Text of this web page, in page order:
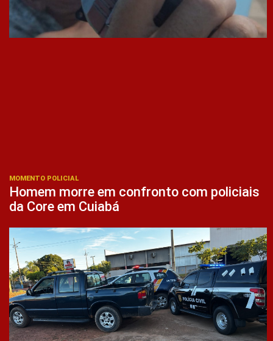
MOMENTO POLICIAL
Homem morre em confronto com policiais
da Core em Cuiabá